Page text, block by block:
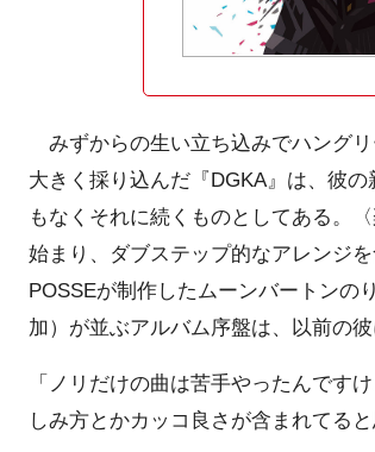
みずからの生い立ち込みでハング
大きく採り込んだ『DGKA』は、彼
もなくそれに続くものとしてある。
始まり、ダブステップ的なアレンジ
POSSEが制作したムーンバートンの
加）が並ぶアルバム序盤は、以前の
「ノリだけの曲は苦手やったんです
しみ方とかカッコ良さが含まれてる